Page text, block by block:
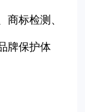
标检测、
牌保护体